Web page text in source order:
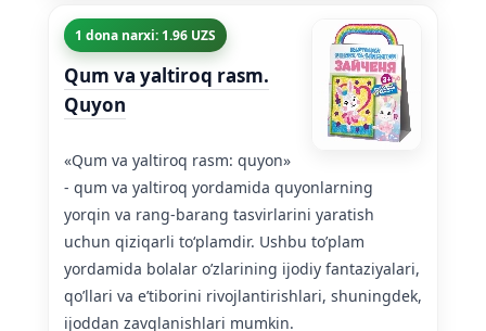
1 dona narxi: 1.96 UZS
Qum va yaltiroq rasm.
Quyon
«Qum va yaltiroq rasm: quyon»
- qum va yaltiroq yordamida quyonlarning
yorqin va rang-barang tasvirlarini yaratish
uchun qiziqarli toʻplamdir. Ushbu to’plam
yordamida bolalar o’zlarining ijodiy fantaziyalari,
qo’llari va e’tiborini rivojlantirishlari, shuningdek,
ijoddan zavqlanishlari mumkin.